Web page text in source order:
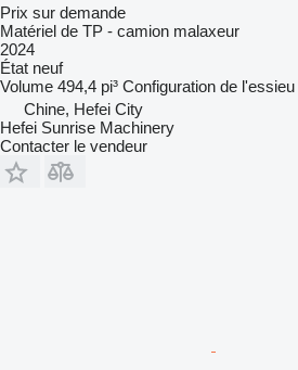
Prix sur demande
Matériel de TP - camion malaxeur
2024
État neuf
Volume 494,4 pi³ Configuration de l'essieu
Chine, Hefei City
Hefei Sunrise Machinery
Contacter le vendeur